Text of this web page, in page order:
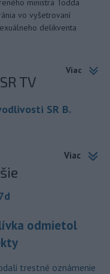
ministra Todda
vo vyšetrovaní
delikventa
Viac
TV
SR B.
Viac
odmietol
trestné oznámenie